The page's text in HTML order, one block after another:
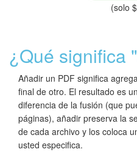
(solo
¿Qué significa
Añadir un PDF significa
final de otro. El resultado es
diferencia de la fusión (que
páginas), añadir preserva la
de cada archivo y los coloca
usted especifica.